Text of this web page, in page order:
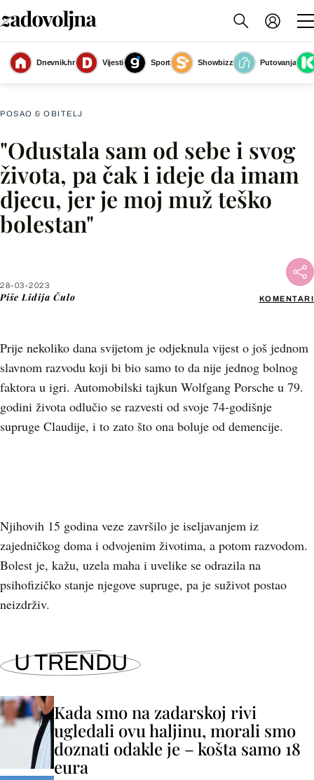
Dnevnik.hr Vijesti Sport Showbizz
Putovanja
Slika nije dostupna
POSAO & OBITELJ
"Odustala sam od sebe i svog
života, pa čak i ideje da imam
djecu, jer je moj muž teško
bolestan"
28-03-2023
Piše Lidija Čulo KOMENTARI
Prije nekoliko dana svijetom je odjeknula vijest o još jednom
slavnom razvodu koji bi bio samo to da nije jednog bolnog
faktora u igri. Automobilski tajkun Wolfgang Porsche u 79.
godini života odlučio se razvesti od svoje 74-godišnje
supruge Claudije, i to zato što ona boluje od demencije.
Facebook
X
Njihovih 15 godina veze završilo je iseljavanjem iz
zajedničkog doma i odvojenim životima, a potom razvodom.
Bolest je, kažu, uzela maha i uvelike se odrazila na
psihofizičko stanje njegove supruge, pa je suživot postao
neizdrživ.
U TRENDU
Kada smo na zadarskoj rivi
ugledali ovu haljinu, morali smo
doznati odakle je – košta samo 18
eura